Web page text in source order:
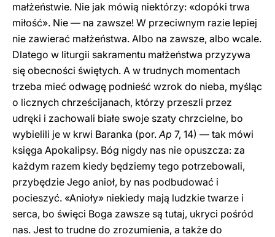
małżeństwie. Nie jak mówią niektórzy: «dopóki trwa
miłość». Nie — na zawsze! W przeciwnym razie lepiej
nie zawierać małżeństwa. Albo na zawsze, albo wcale.
Dlatego w liturgii sakramentu małżeństwa przyzywa
się obecności świętych. A w trudnych momentach
trzeba mieć odwagę podnieść wzrok do nieba, myśląc
o licznych chrześcijanach, którzy przeszli przez
udręki i zachowali białe swoje szaty chrzcielne, bo
wybielili je w krwi Baranka (por.Ap 7, 14) — tak mówi
księga Apokalipsy. Bóg nigdy nas nie opuszcza: za
każdym razem kiedy będziemy tego potrzebowali,
przybędzie Jego anioł, by nas podbudować i
pocieszyć. «Anioły» niekiedy mają ludzkie twarze i
serca, bo święci Boga zawsze są tutaj, ukryci pośród
nas. Jest to trudne do zrozumienia, a także do